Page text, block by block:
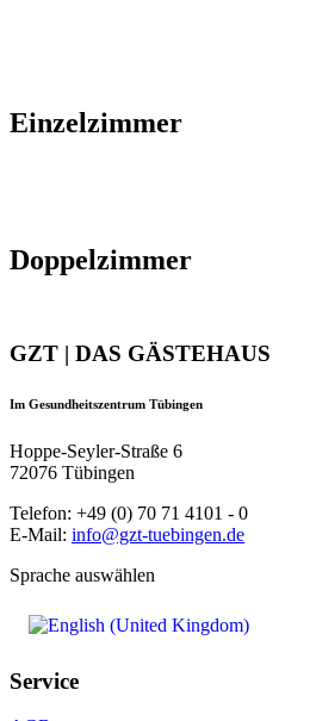
Einzelzimmer
Doppelzimmer
GZT | DAS GÄSTEHAUS
Im Gesundheitszentrum Tübingen
Hoppe-Seyler-Straße 6
72076 Tübingen
Telefon: +49 (0) 70 71 4101 - 0
E-Mail: info@gzt-tuebingen.de
Sprache auswählen
Service